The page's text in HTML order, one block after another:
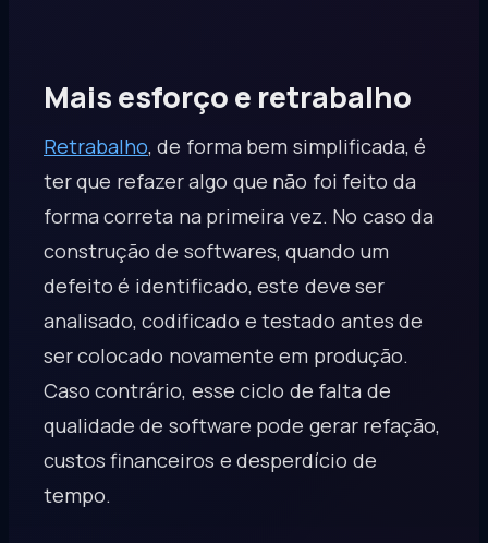
Mais esforço e retrabalho
Retrabalho, de forma bem simplificada, é
ter que refazer algo que não foi feito da
forma correta na primeira vez. No caso da
construção de softwares, quando um
defeito é identificado, este deve ser
analisado, codificado e testado antes de
ser colocado novamente em produção.
Caso contrário, esse ciclo de falta de
qualidade de software pode gerar refação,
custos financeiros e desperdício de
tempo.